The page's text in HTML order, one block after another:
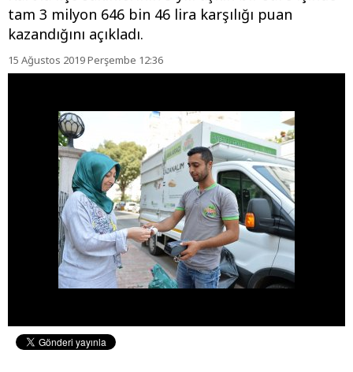
tam 3 milyon 646 bin 46 lira karşılığı puan
kazandığını açıkladı.
15 Ağustos 2019 Perşembe 12:36